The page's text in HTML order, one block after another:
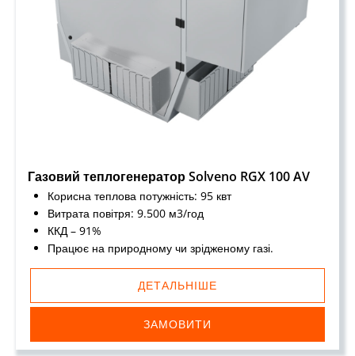
Газовий теплогенератор Solveno RGX 100 AV
Корисна теплова потужність: 95 квт
Витрата повітря: 9.500 м3/год
ККД – 91%
Працює на природному чи зрідженому газі.
ДЕТАЛЬНІШЕ
ЗАМОВИТИ